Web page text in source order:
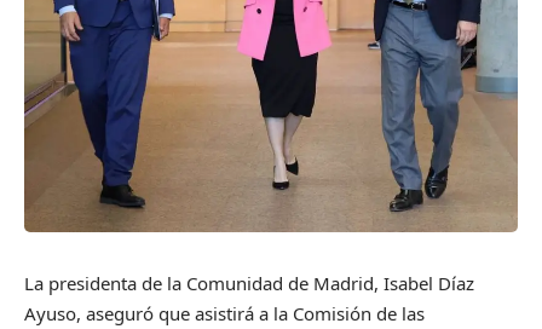
La presidenta de la Comunidad de Madrid, Isabel Díaz
Ayuso, aseguró que asistirá a la Comisión de las